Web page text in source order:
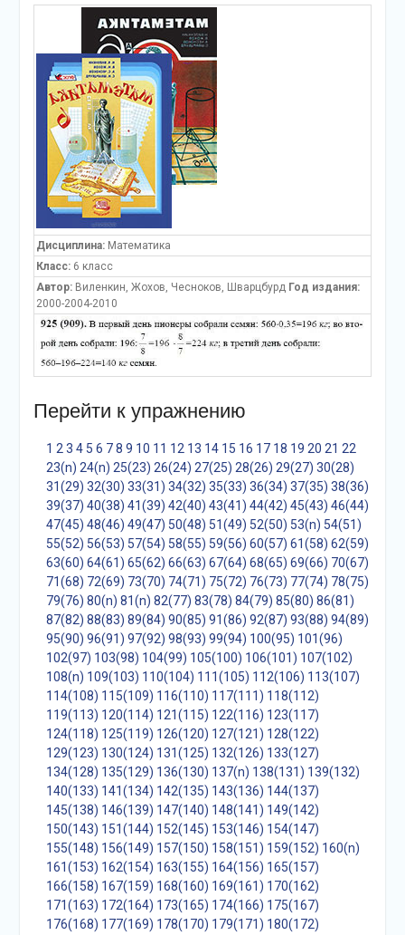
Дисциплина:Математика
Класс:6 класс
Автор:Виленкин, Жохов, Чесноков, Шварцбурд Год издания:
2000-2004-2010
Перейти к упражнению
1 2 3 4 5 6 7 8 9 10 11 12 13 14 15 16 17 18 19 20 21 22
23(n) 24(n) 25(23) 26(24) 27(25) 28(26) 29(27) 30(28)
31(29) 32(30) 33(31) 34(32) 35(33) 36(34) 37(35) 38(36)
39(37) 40(38) 41(39) 42(40) 43(41) 44(42) 45(43) 46(44)
47(45) 48(46) 49(47) 50(48) 51(49) 52(50) 53(n) 54(51)
55(52) 56(53) 57(54) 58(55) 59(56) 60(57) 61(58) 62(59)
63(60) 64(61) 65(62) 66(63) 67(64) 68(65) 69(66) 70(67)
71(68) 72(69) 73(70) 74(71) 75(72) 76(73) 77(74) 78(75)
79(76) 80(n) 81(n) 82(77) 83(78) 84(79) 85(80) 86(81)
87(82) 88(83) 89(84) 90(85) 91(86) 92(87) 93(88) 94(89)
95(90) 96(91) 97(92) 98(93) 99(94) 100(95) 101(96)
102(97) 103(98) 104(99) 105(100) 106(101) 107(102)
108(n) 109(103) 110(104) 111(105) 112(106) 113(107)
114(108) 115(109) 116(110) 117(111) 118(112)
119(113) 120(114) 121(115) 122(116) 123(117)
124(118) 125(119) 126(120) 127(121) 128(122)
129(123) 130(124) 131(125) 132(126) 133(127)
134(128) 135(129) 136(130) 137(n) 138(131) 139(132)
140(133) 141(134) 142(135) 143(136) 144(137)
145(138) 146(139) 147(140) 148(141) 149(142)
150(143) 151(144) 152(145) 153(146) 154(147)
155(148) 156(149) 157(150) 158(151) 159(152) 160(n)
161(153) 162(154) 163(155) 164(156) 165(157)
166(158) 167(159) 168(160) 169(161) 170(162)
171(163) 172(164) 173(165) 174(166) 175(167)
176(168) 177(169) 178(170) 179(171) 180(172)